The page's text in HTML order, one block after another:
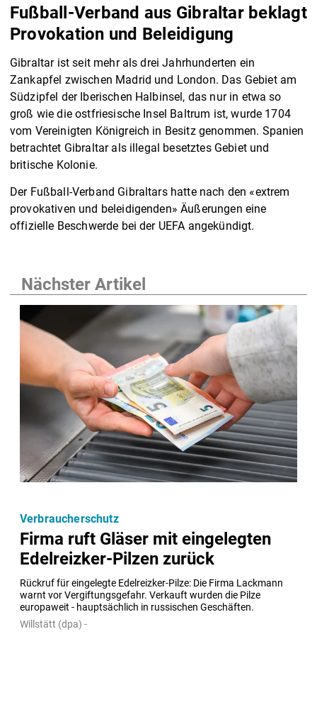
Fußball-Verband aus Gibraltar beklagt
Provokation und Beleidigung
Gibraltar ist seit mehr als drei Jahrhunderten ein
Zankapfel zwischen Madrid und London. Das Gebiet am
Südzipfel der Iberischen Halbinsel, das nur in etwa so
groß wie die ostfriesische Insel Baltrum ist, wurde 1704
vom Vereinigten Königreich in Besitz genommen. Spanien
betrachtet Gibraltar als illegal besetztes Gebiet und
britische Kolonie.
Der Fußball-Verband Gibraltars hatte nach den «extrem
provokativen und beleidigenden» Äußerungen eine
offizielle Beschwerde bei der UEFA angekündigt.
Nächster Artikel
Firma ruft Gläser mit eingelegten
Edelreizker-Pilzen zurück
Rückruf für eingelegte Edelreizker-Pilze: Die Firma Lackmann
warnt vor Vergiftungsgefahr. Verkauft wurden die Pilze
europaweit - hauptsächlich in russischen Geschäften.
Verbraucherschutz
Willstätt (dpa) -